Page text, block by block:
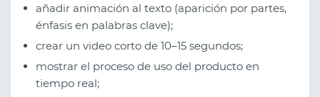
añadir animación al texto (aparición por partes,
énfasis en palabras clave);
crear un video corto de 10–15 segundos;
mostrar el proceso de uso del producto en
tiempo real;